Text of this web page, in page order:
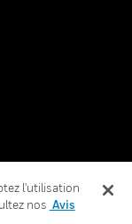
l'utilisation
nos Avis